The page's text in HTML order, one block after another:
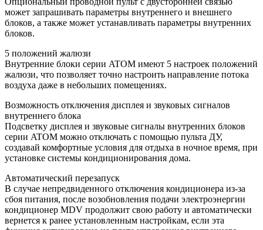
может запрашивать параметры внутреннего и внешнего
блоков, а также может устанавливать параметры внутренних
блоков.
5 положений жалюзи
Внутренние блоки серии ATOM имеют 5 настроек положений
жалюзи, что позволяет точно настроить направление потока
воздуха даже в небольших помещениях.
Возможность отключения дисплея и звуковых сигналов
внутреннего блока
Подсветку дисплея и звуковые сигналы внутренних блоков
серии ATOM можно отключать с помощью пульта ДУ,
создавай комфортные условия для отдыха в ночное время, при
установке системы кондиционирования дома.
Автоматический перезапуск
В случае непредвиденного отключения кондиционера из-за
сбоя питания, после возобновления подачи электроэнергии
кондиционер MDV продолжит свою работу и автоматически
вернется к ранее установленным настройкам, если эта